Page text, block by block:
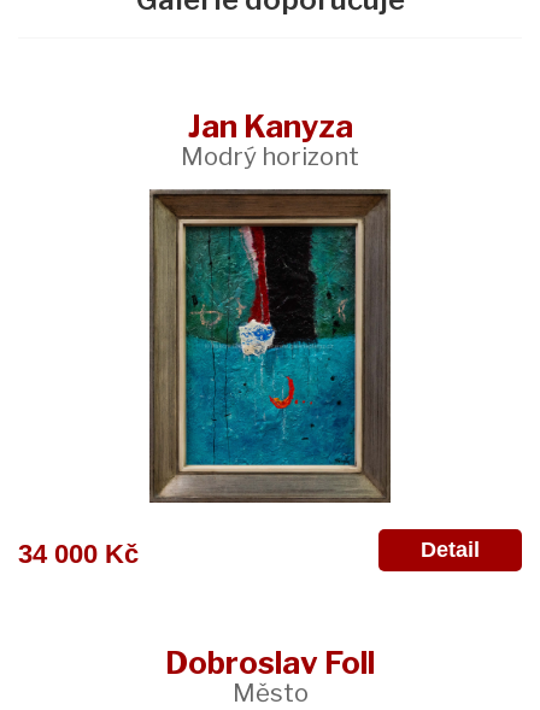
Jan Kanyza
Modrý horizont
34 000 Kč Detail
Dobroslav Foll
Město